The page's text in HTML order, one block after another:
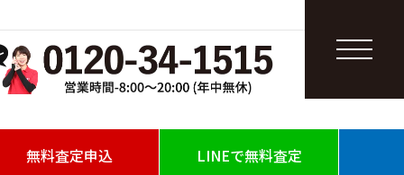
無料査定申込 LINEで無料査定